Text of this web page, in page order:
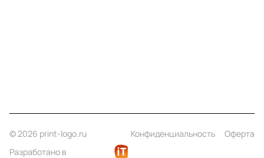
© 2026 print-logo.ru Конфиденциальность
Оферта
Разработано в